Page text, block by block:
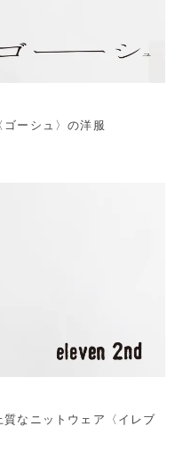
ーシュ〉の洋服
なニットウェア〈イレブ